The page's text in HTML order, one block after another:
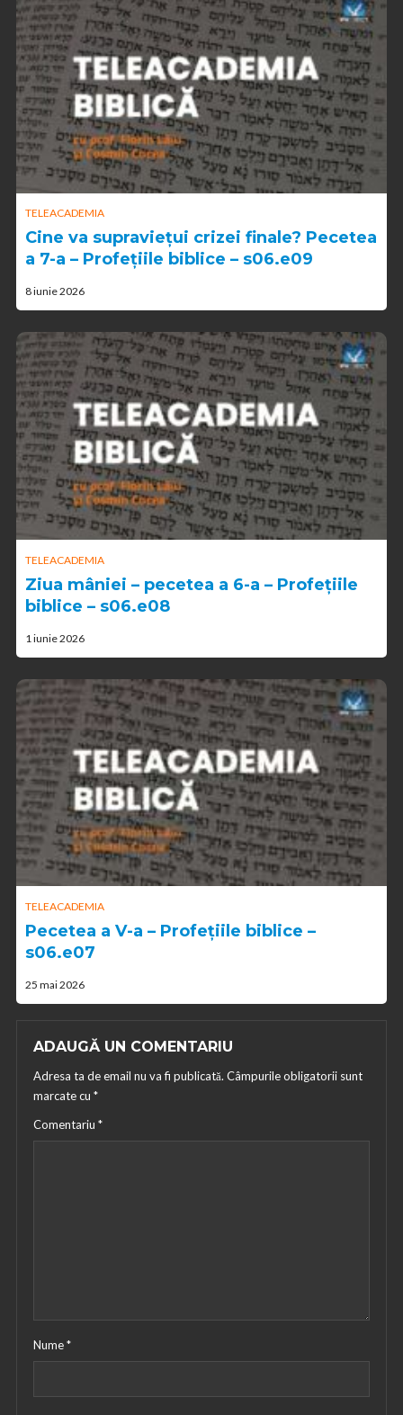
TELEACADEMIA
Cine va supraviețui crizei finale? Pecetea
a 7-a – Profețiile biblice – s06.e09
8 iunie 2026
TELEACADEMIA
Ziua mâniei – pecetea a 6-a – Profețiile
biblice – s06.e08
1 iunie 2026
TELEACADEMIA
Pecetea a V-a – Profețiile biblice –
s06.e07
25 mai 2026
ADAUGĂ UN COMENTARIU
Adresa ta de email nu va fi publicată. Câmpurile obligatorii sunt
marcate cu *
Comentariu *
Nume*